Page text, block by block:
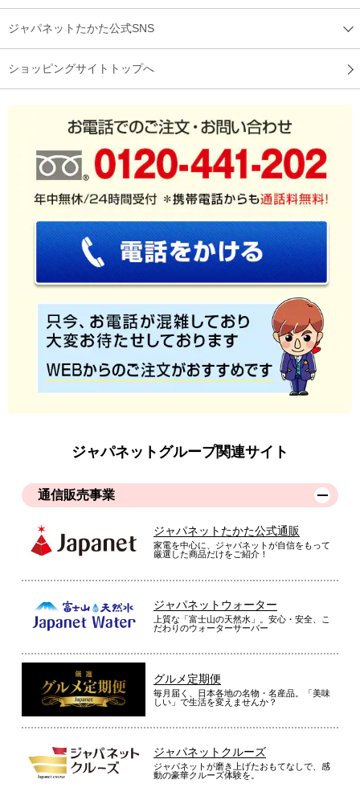
ジャパネットたかた公式SNS
ショッピングサイトトップへ
ジャパネットグループ関連サイト
通信販売事業
ジャパネットたかた公式通販
家電を中心に、ジャパネットが自信をもって
厳選した商品だけをご紹介！
ジャパネットウォーター
上質な「富士山の天然水」。安心・安全、こ
だわりのウォーターサーバー
グルメ定期便
毎月届く、日本各地の名物・名産品。「美味
しい」で生活を変えませんか？
ジャパネットクルーズ
ジャパネットが磨き上げたおもてなしで、感
動の豪華クルーズ体験を。